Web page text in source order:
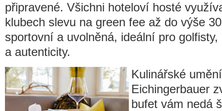
připravené. Všichni hoteloví hosté
klubech slevu na green fee až do výše
sportovní a uvolněná, ideální pro
a autenticity.
Kulinářské
Eichingerbauer
bufet vám nedá